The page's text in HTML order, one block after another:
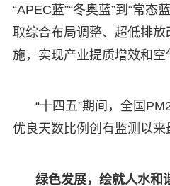
“APEC蓝”“冬奥蓝”到“常态
取综合布局调整、超低排
施，实现产业提质增效和
“十四五”期间，全国
优良天数比例创有监测以来
绿色发展，绘就人水和